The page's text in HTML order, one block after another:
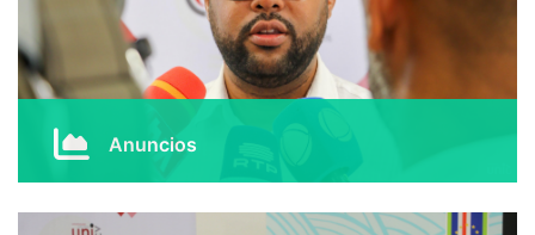
Anuncios
elit. Praesent ut faucibus odio, vel aliquet nulla.